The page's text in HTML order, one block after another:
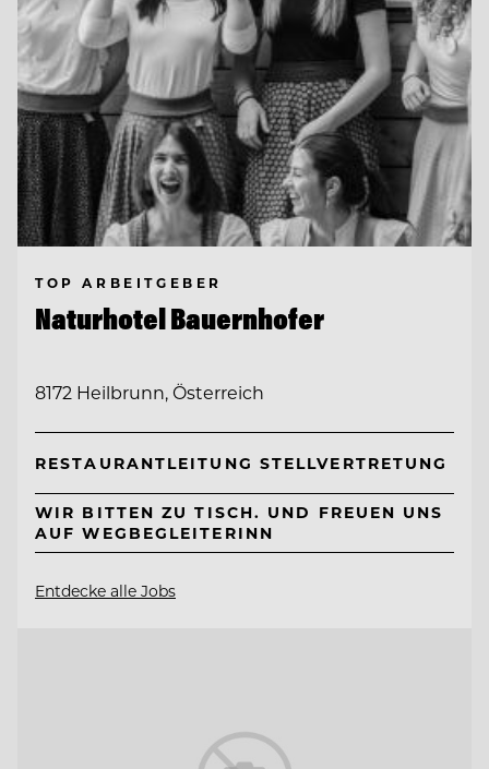
TOP ARBEITGEBER
Naturhotel Bauernhofer
8172 Heilbrunn, Österreich
RESTAURANTLEITUNG STELLVERTRETUNG
WIR BITTEN ZU TISCH. UND FREUEN UNS
AUF WEGBEGLEITERINN
Entdecke alle Jobs